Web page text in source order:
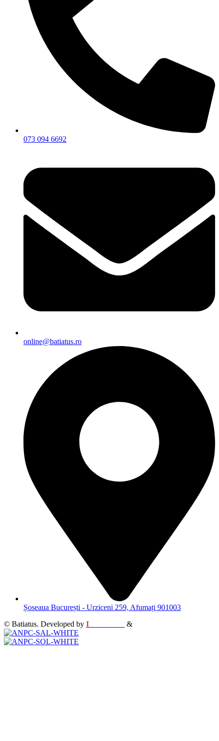
073 094 6692
online@batiatus.ro
Șoseaua București - Urziceni 259, Afumați 901003
© Batiatus. Developed by I &